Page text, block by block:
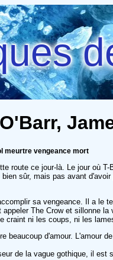
meurtre vengeance mort
route ce jour-là. Le jour où
sûr, mais pas avant
sa vengeance. Il a le
The Crow et sillonne
craint ni les coups, ni les
beaucoup d'amour. L'amour
de la vague gothique, il